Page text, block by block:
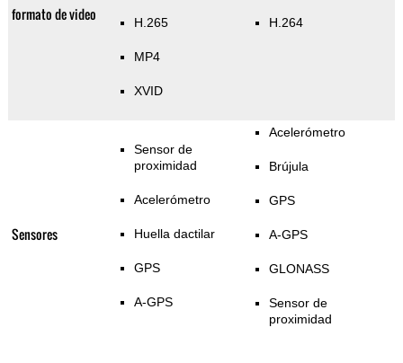
formato de video H.265
MP4
XVID
H.264
Sensores
Sensor de
proximidad
Acelerómetro
Huella dactilar
GPS
A-GPS
Acelerómetro
Brújula
GPS
A-GPS
GLONASS
Sensor de
proximidad